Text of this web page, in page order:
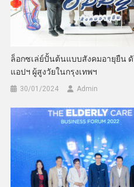
ล็อกซเล่ย์ปั้นต้นแบบสังคมอายุยืน ดั
แอปฯ ผู้สูงวัยในกรุงเทพฯ
30/01/2024 Admin